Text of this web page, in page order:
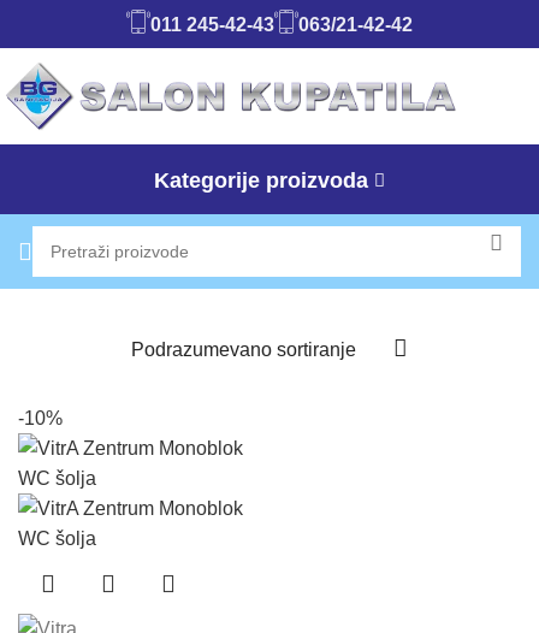
011 245-42-43 063/21-42-42
Kategorije proizvoda
-10%